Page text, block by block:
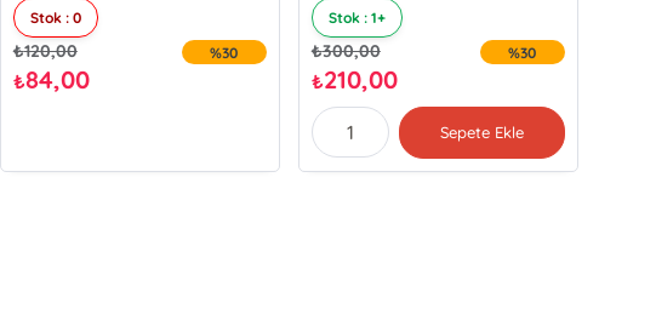
Stok : 0
₺120,00
₺84,00
%30
Stok : 1+
₺300,00
₺210,00
%30
Sepete Ekle